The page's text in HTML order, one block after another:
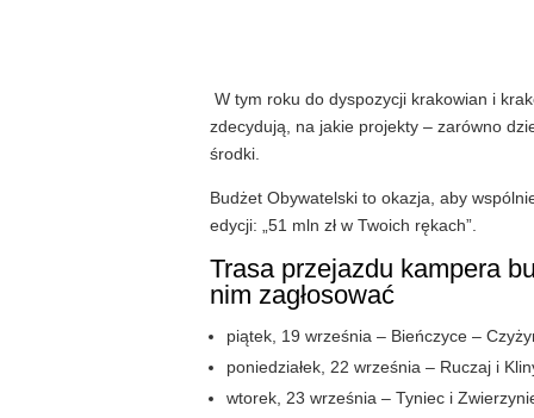
W tym roku do dyspozycji krakowian i
zdecydują, na jakie projekty – zarówno
środki.
Budżet Obywatelski to okazja, aby
edycji: „51 mln zł w Twoich rękach”.
Trasa przejazdu kampera
nim zagłosować
piątek, 19 września – Bieńczyce –
poniedziałek, 22 września – Ruczaj i
wtorek, 23 września – Tyniec i